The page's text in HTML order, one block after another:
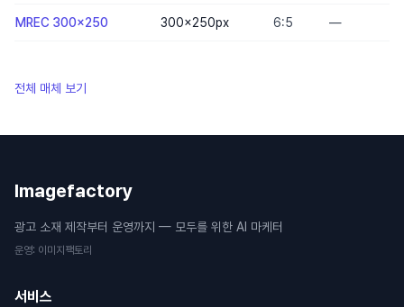
MREC 300x250 300×250px 6:5 —
전체 매체 보기
Imagefactory
광고 소재 제작부터 운영까지 — 모두를 위한 AI 마케터
운영: 이미지팩토리
서비스